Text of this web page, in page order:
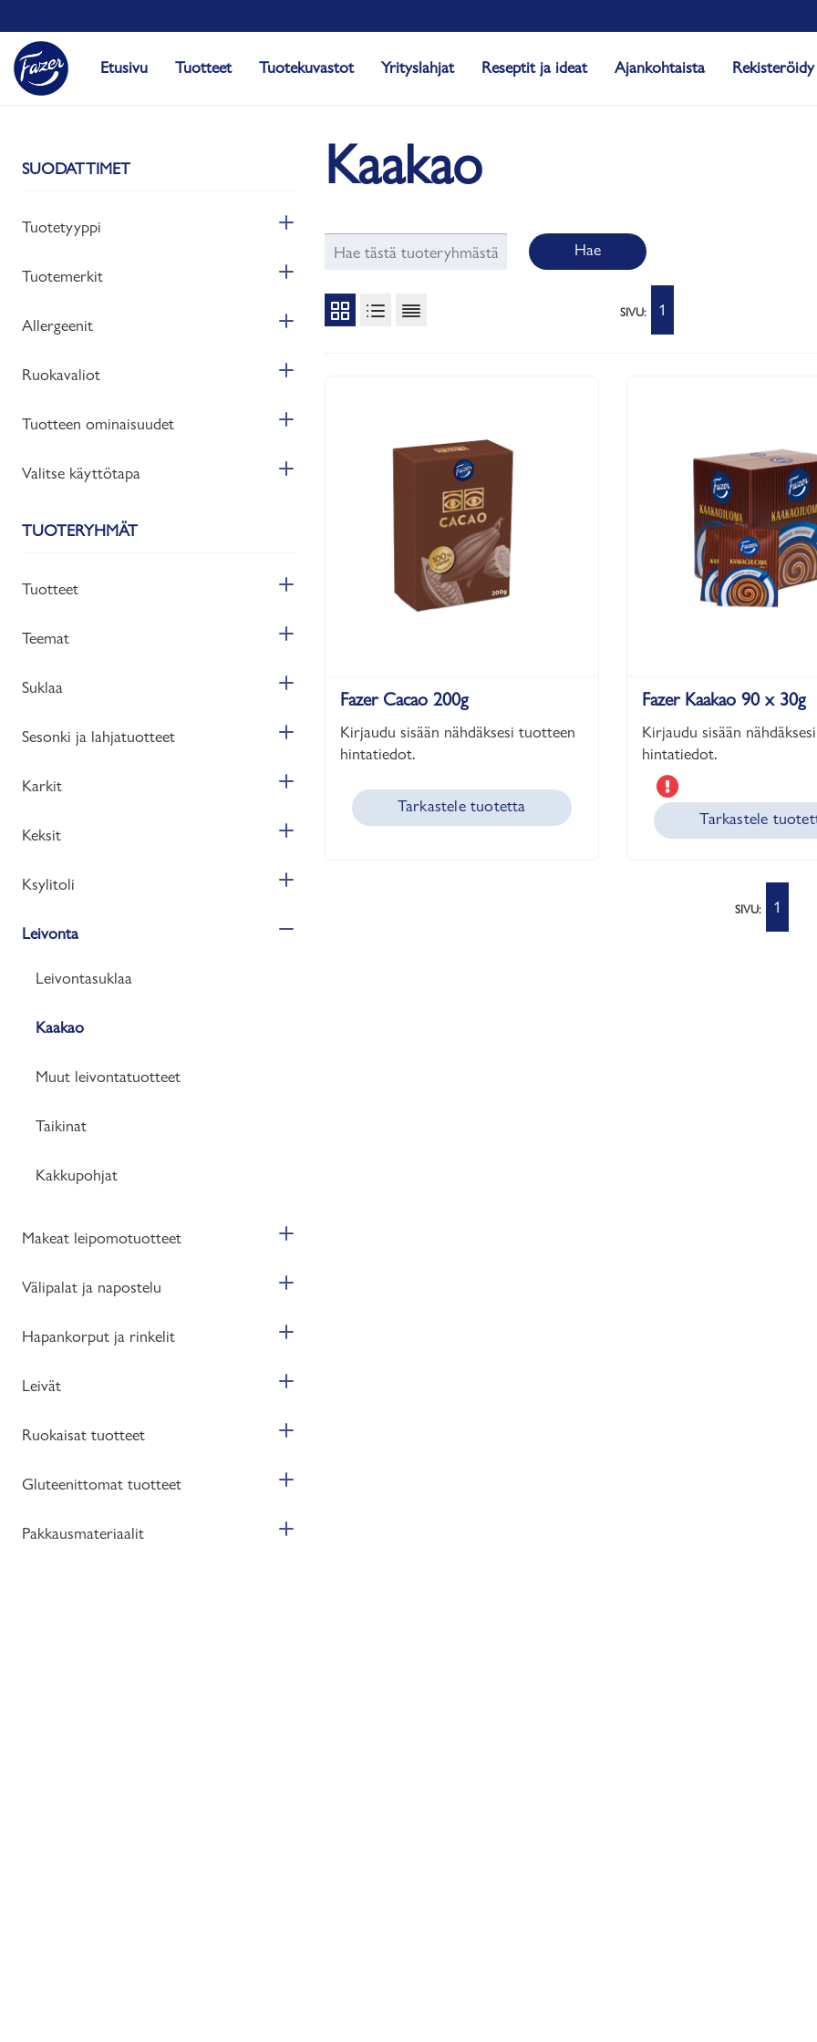
Etusivu Tuotteet Tuotekuvastot Yrityslahjat Reseptit ja ideat Ajankohtaista Rekisteröidy
SUODATTIMET
Tuotetyyppi
Tuotemerkit
Allergeenit
Ruokavaliot
Tuotteen ominaisuudet
Valitse käyttötapa
TUOTERYHMÄT
Tuotteet
Teemat
Suklaa
Sesonki ja lahjatuotteet
Karkit
Keksit
Ksylitoli
Leivonta
Leivontasuklaa
Kaakao
Muut leivontatuotteet
Taikinat
Kakkupohjat
Makeat leipomotuotteet
Välipalat ja napostelu
Hapankorput ja rinkelit
Leivät
Ruokaisat tuotteet
Gluteenittomat tuotteet
Pakkausmateriaalit
Kaakao
Hae
SIVU: 1
Fazer Cacao 200g
Kirjaudu sisään nähdäksesi tuotteen
hintatiedot.
Tarkastele tuotetta
Fazer Kaakao 90 x 30g
Kirjaudu sisään
hintatiedot.
Tarkastele
SIVU: 1